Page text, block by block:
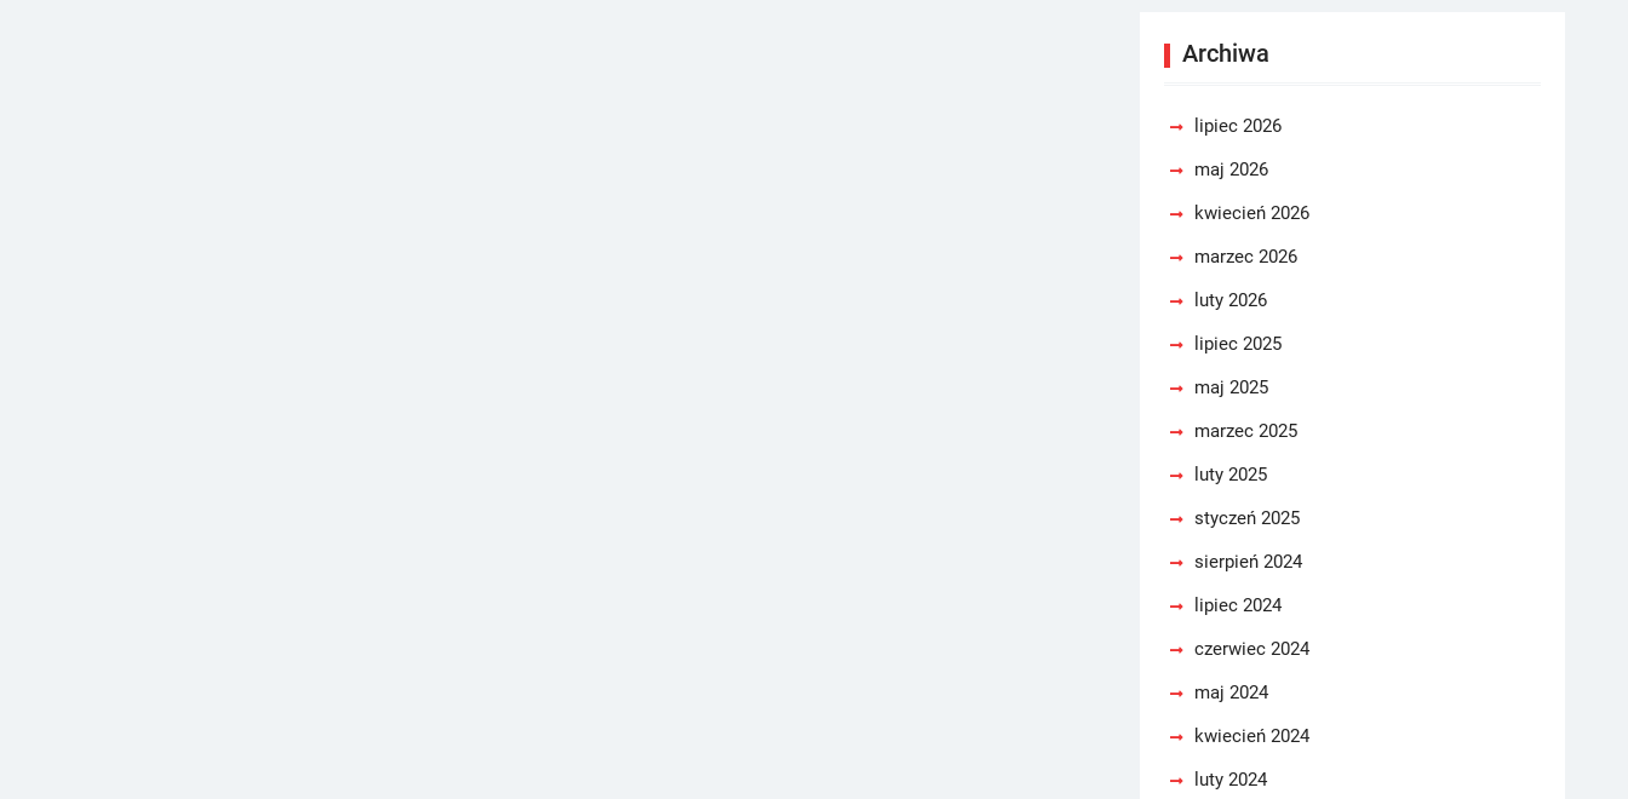
Archiwa
lipiec 2026
maj 2026
kwiecień 2026
marzec 2026
luty 2026
lipiec 2025
maj 2025
marzec 2025
luty 2025
styczeń 2025
sierpień 2024
lipiec 2024
czerwiec 2024
maj 2024
kwiecień 2024
luty 2024